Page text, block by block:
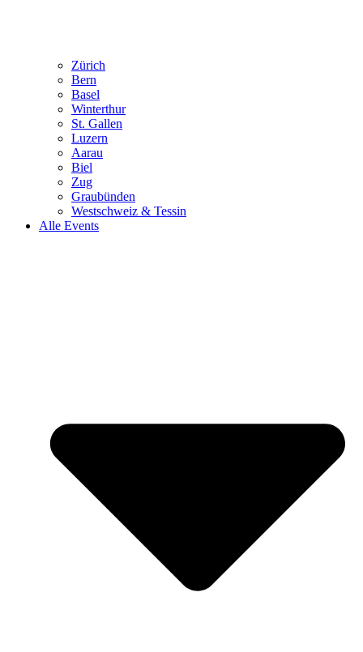
Zürich
Bern
Basel
Winterthur
St. Gallen
Luzern
Aarau
Biel
Zug
Graubünden
Westschweiz & Tessin
Alle Events